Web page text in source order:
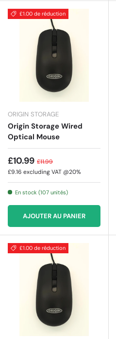
£1.00 de réduction
ORIGIN STORAGE
Origin Storage Wired
Optical Mouse
£10.99 £11.99
£9.16 excluding VAT @20%
En stock (107 unités)
AJOUTER AU PANIER
£1.00 de réduction